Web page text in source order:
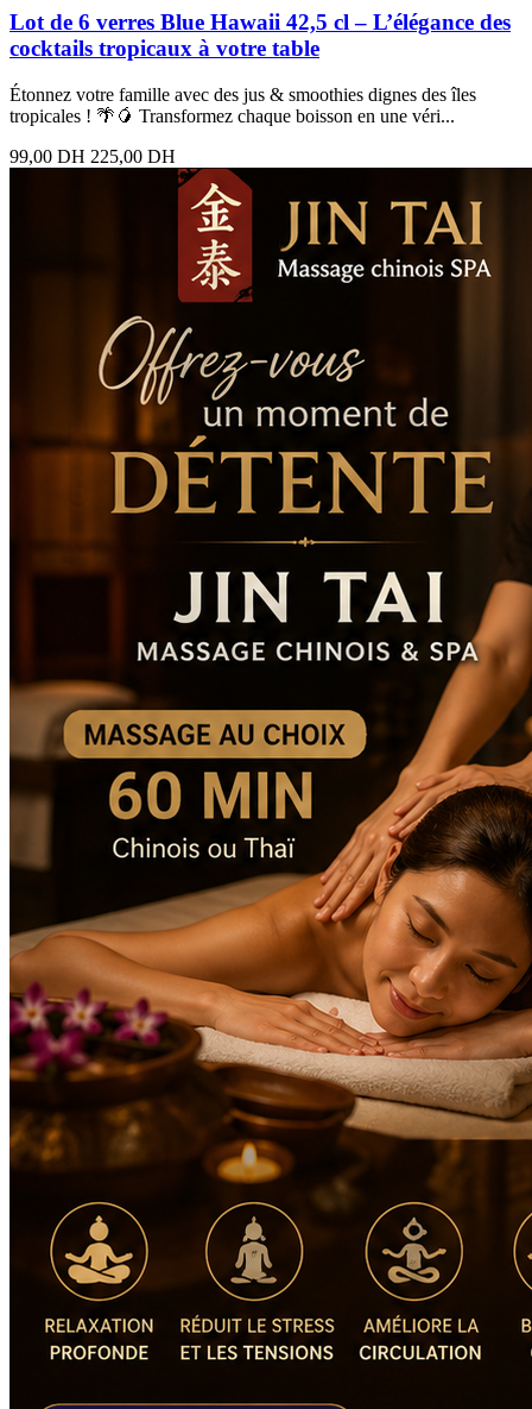
Lot de 6 verres Blue Hawaii 42,5 cl – L’élégance des
cocktails tropicaux à votre table
Étonnez votre famille avec des jus & smoothies dignes des îles
tropicales ! 🌴🥭 Transformez chaque boisson en une véri...
99,00 DH 225,00 DH